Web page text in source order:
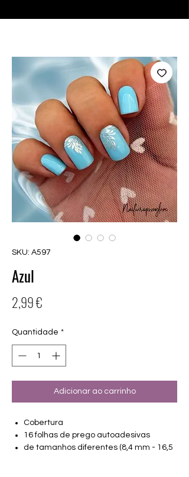
SKU: A597
Azul
2,99 €
Quantidade *
Adicionar ao carrinho
Cobertura
16 folhas de prego autoadesivas
de tamanhos diferentes (8,4 mm - 16,5